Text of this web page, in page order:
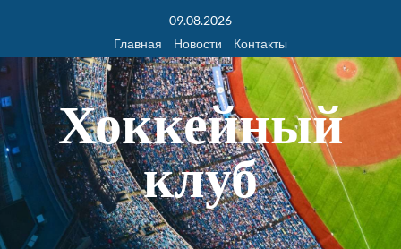
09.08.2026
Главная
Новости Контакты
Хоккейный
клуб